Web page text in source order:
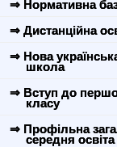
⇒ Нормативна
⇒ Дистанційна
⇒ Нова
школа
⇒ Вступ до
класу
⇒ Профільна
середня освіта